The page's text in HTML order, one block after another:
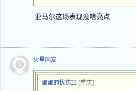
亚马尔这场表现没啥亮点
火星网友
蛋蛋的忧伤22 [重庆]